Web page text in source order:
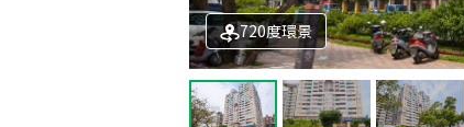
720度環景